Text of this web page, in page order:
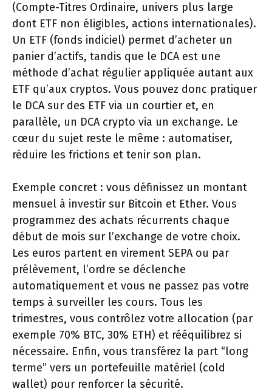
(Compte-Titres Ordinaire, univers plus large
dont ETF non éligibles, actions internationales).
Un ETF (fonds indiciel) permet d’acheter un
panier d’actifs, tandis que le DCA est une
méthode d’achat régulier appliquée autant aux
ETF qu’aux cryptos. Vous pouvez donc pratiquer
le DCA sur des ETF via un courtier et, en
parallèle, un DCA crypto via un exchange. Le
cœur du sujet reste le même : automatiser,
réduire les frictions et tenir son plan.
Exemple concret : vous définissez un montant
mensuel à investir sur Bitcoin et Ether. Vous
programmez des achats récurrents chaque
début de mois sur l’exchange de votre choix.
Les euros partent en virement SEPA ou par
prélèvement, l’ordre se déclenche
automatiquement et vous ne passez pas votre
temps à surveiller les cours. Tous les
trimestres, vous contrôlez votre allocation (par
exemple 70% BTC, 30% ETH) et rééquilibrez si
nécessaire. Enfin, vous transférez la part “long
terme” vers un portefeuille matériel (cold
wallet) pour renforcer la sécurité.